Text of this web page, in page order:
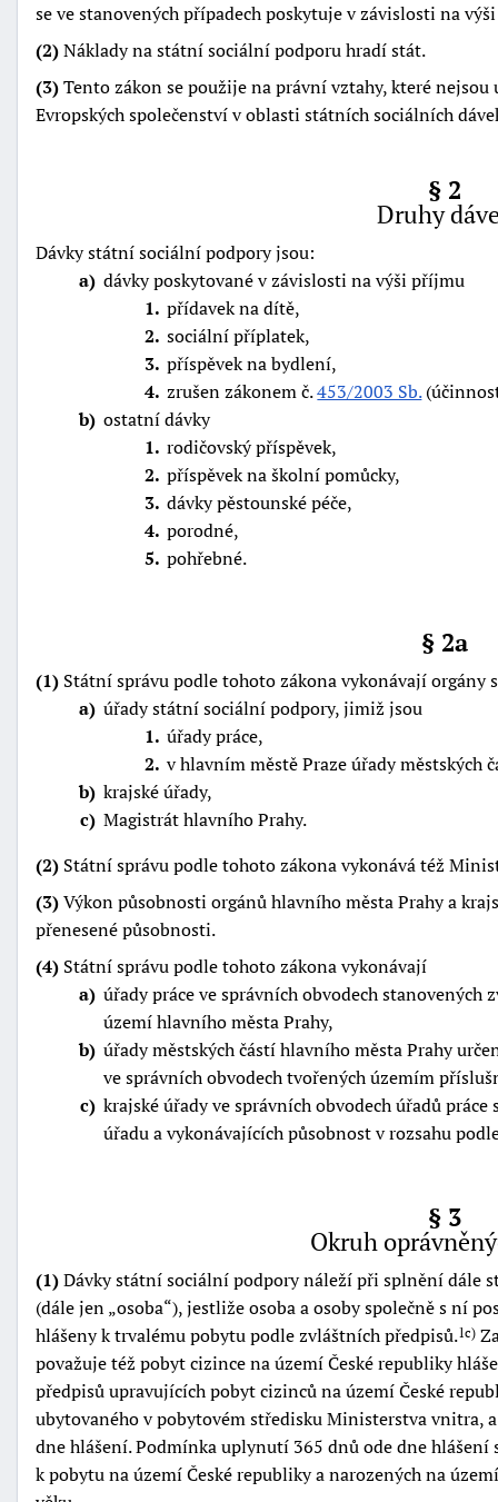
se ve stanovených případech poskytuje v závislosti na
(2)Náklady na státní sociální podporu hradí stát.
(3)Tento zákon se použije na právní vztahy, které
Evropských společenství v oblasti státních sociálních
§ 2
Druhy
Dávky státní sociální podpory jsou:
a dávky poskytované v závislosti na výši příjmu
1 přídavek na dítě,
2 sociální příplatek,
3 příspěvek na bydlení,
4 zrušen zákonem č.453/2003 Sb.
b ostatní dávky
1 rodičovský příspěvek,
2 příspěvek na školní pomůcky,
3 dávky pěstounské péče,
4 porodné,
5 pohřebné.
§ 2a
(1) Státní správu podle tohoto zákona vykonávají orgány
a úřady státní sociální podpory, jimiž jsou
1 úřady práce,
2 v hlavním městě Praze úřady městských
b krajské úřady,
c Magistrát hlavního Prahy.
(2) Státní správu podle tohoto zákona vykonává též
(3)Výkon působnosti orgánů hlavního města Prahy a
přenesené působnosti.
(4) Státní správu podle tohoto zákona vykonávají
a úřady práce ve správních obvodech
území hlavního města Prahy,
b úřady městských částí hlavního města Prahy
ve správních obvodech tvořených územím
c krajské úřady ve správních obvodech úřadů
úřadu a vykonávajících působnost v rozsahu
§ 3
Okruh
(1)Dávky státní sociální podpory náleží při splnění dále
(dále jen osoba ), jestliže osoba a osoby společně s ní
hlášeny k trvalému pobytu podle zvláštních předpisů.1c)
považuje též pobyt cizince na území České republiky
předpisů upravujících pobyt cizinců na území České
ubytovaného v pobytovém středisku Ministerstva vnitra,
dne hlášení. Podmínka uplynutí 365 dnů ode dne hlášení
k pobytu na území České republiky a narozených na
náhrady
škod"